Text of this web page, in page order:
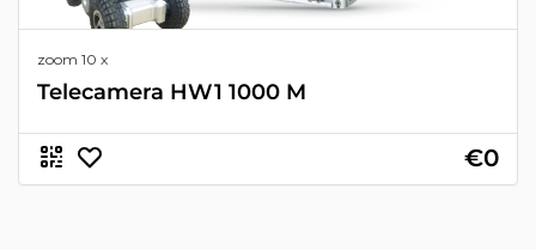
zoom 10 x
Telecamera HW1 1000 M
€0